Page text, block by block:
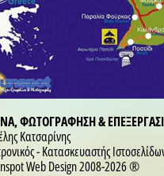
ΦΩΤΟΓΡΑΦΗΣΗ &
Κατσαρίνης
- Κατασκευαστής
Web Design 2008-2026 ®